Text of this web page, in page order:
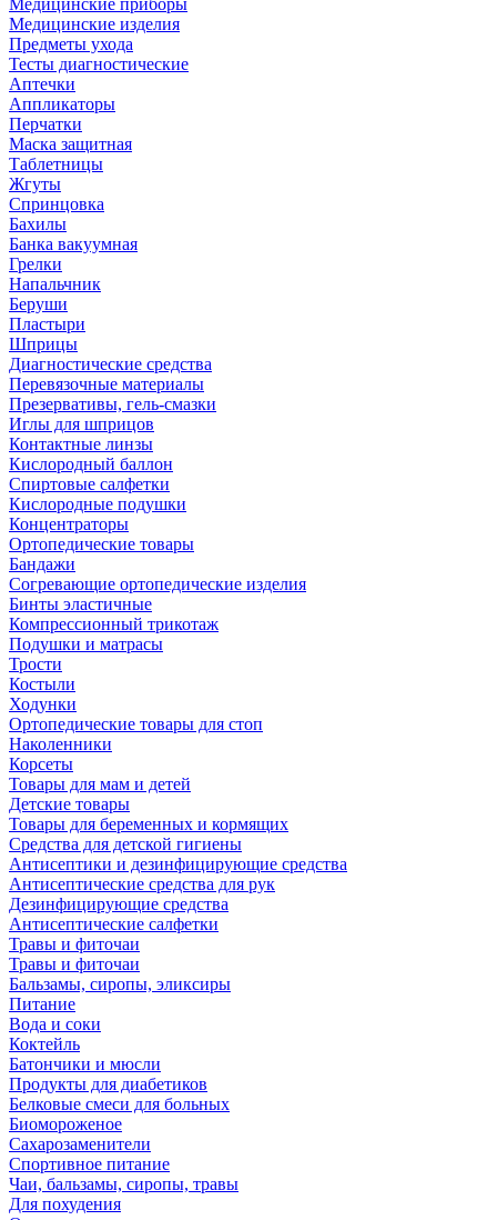
Медицинские приборы
Медицинские изделия
Предметы ухода
Тесты диагностические
Аптечки
Аппликаторы
Перчатки
Маска защитная
Таблетницы
Жгуты
Спринцовка
Бахилы
Банка вакуумная
Грелки
Напальчник
Беруши
Пластыри
Шприцы
Диагностические средства
Перевязочные материалы
Презервативы, гель-смазки
Иглы для шприцов
Контактные линзы
Кислородный баллон
Спиртовые салфетки
Кислородные подушки
Концентраторы
Ортопедические товары
Бандажи
Согревающие ортопедические изделия
Бинты эластичные
Компрессионный трикотаж
Подушки и матрасы
Трости
Костыли
Ходунки
Ортопедические товары для стоп
Наколенники
Корсеты
Товары для мам и детей
Детские товары
Товары для беременных и кормящих
Средства для детской гигиены
Антисептики и дезинфицирующие средства
Антисептические средства для рук
Дезинфицирующие средства
Антисептические салфетки
Травы и фиточаи
Травы и фиточаи
Бальзамы, сиропы, эликсиры
Питание
Вода и соки
Коктейль
Батончики и мюсли
Продукты для диабетиков
Белковые смеси для больных
Биомороженое
Сахарозаменители
Спортивное питание
Чаи, бальзамы, сиропы, травы
Для похудения